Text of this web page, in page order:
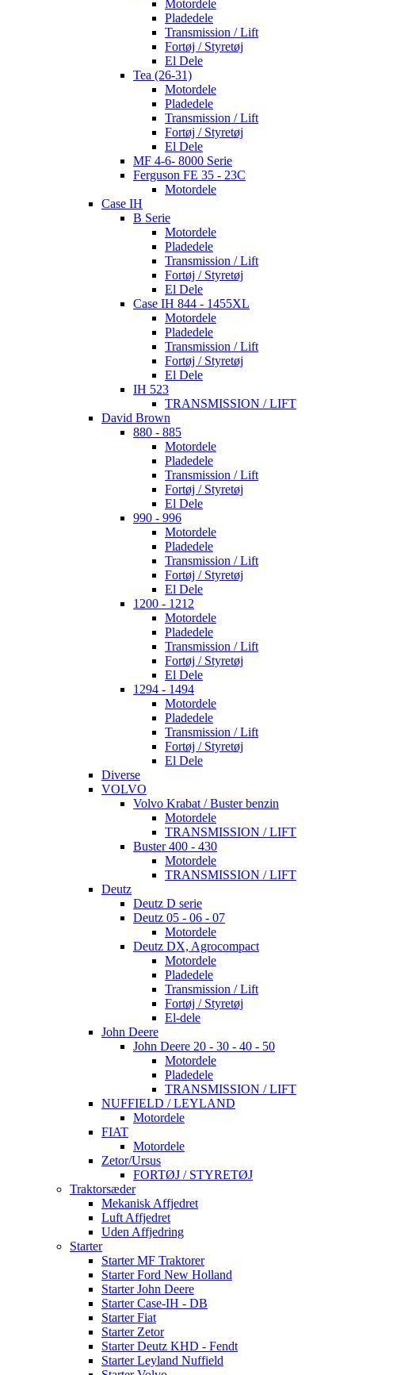
Motordele
Pladedele
Transmission / Lift
Fortøj / Styretøj
El Dele
Tea (26-31)
Motordele
Pladedele
Transmission / Lift
Fortøj / Styretøj
El Dele
MF 4-6- 8000 Serie
Ferguson FE 35 - 23C
Motordele
Case IH
B Serie
Motordele
Pladedele
Transmission / Lift
Fortøj / Styretøj
El Dele
Case IH 844 - 1455XL
Motordele
Pladedele
Transmission / Lift
Fortøj / Styretøj
El Dele
IH 523
TRANSMISSION / LIFT
David Brown
880 - 885
Motordele
Pladedele
Transmission / Lift
Fortøj / Styretøj
El Dele
990 - 996
Motordele
Pladedele
Transmission / Lift
Fortøj / Styretøj
El Dele
1200 - 1212
Motordele
Pladedele
Transmission / Lift
Fortøj / Styretøj
El Dele
1294 - 1494
Motordele
Pladedele
Transmission / Lift
Fortøj / Styretøj
El Dele
Diverse
VOLVO
Volvo Krabat / Buster benzin
Motordele
TRANSMISSION / LIFT
Buster 400 - 430
Motordele
TRANSMISSION / LIFT
Deutz
Deutz D serie
Deutz 05 - 06 - 07
Motordele
Deutz DX, Agrocompact
Motordele
Pladedele
Transmission / Lift
Fortøj / Styretøj
El-dele
John Deere
John Deere 20 - 30 - 40 - 50
Motordele
Pladedele
TRANSMISSION / LIFT
NUFFIELD / LEYLAND
Motordele
FIAT
Motordele
Zetor/Ursus
FORTØJ / STYRETØJ
Traktorsæder
Mekanisk Affjedret
Luft Affjedret
Uden Affjedring
Starter
Starter MF Traktorer
Starter Ford New Holland
Starter John Deere
Starter Case-IH - DB
Starter Fiat
Starter Zetor
Starter Deutz KHD - Fendt
Starter Leyland Nuffield